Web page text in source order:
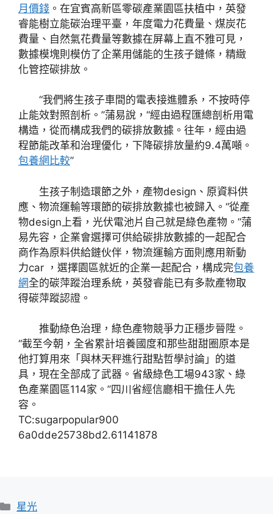
月價錢 。在宜賓高新區零碳產業園區扶植中，英發
睿能樹立能碳治理平臺，年度電力花費量、煤炭花
費量、自然氣花費量等數據在屏幕上直不雅可見，
數據模塊則模仿了企業用儲能的生孩子鏈條，精緻
化管控碳排放。
“我們將生孩子車間的電表接進體系，不按時停
止能效對照剖析。”蒲易說，“經由過程匯總剖析用電
構造，從而構成我們的碳排放數據。往年，經由過
程節能改革和治理優化，下降碳排放量約9.4萬噸。
包養網比較”
生孩子制造環節之外，產物design、原資料供
應、物流運輸等環節的碳排放數據也被歸入。“從產
物design上看，光伏電池片自己就是綠色產物。”蒲
易先容，企業會選擇可供給碳排放數據的一起配合
商作為原料供給鏈伙伴，物流運輸方面則應用新動
力car ，選擇園區就近的企業一起配合，構成完包養
網全的碳萍蹤治理系統，英發睿能已有多款產物取
得碳萍蹤認證。
推動綠色治理，綠色產物競爭力正穩步晉陞。
“截至今朝，全省累計培養國度和那些甜甜圈原本是
他打算用來「與林天秤進行甜點哲學討論」的道
具，現在全部成了武器。省級綠色工場943家、綠
色產業園區114家。”四川省經信廳相干擔任人先
容。
TC:sugarpopular900
6a0dde25738bd2.61141878
分
星光